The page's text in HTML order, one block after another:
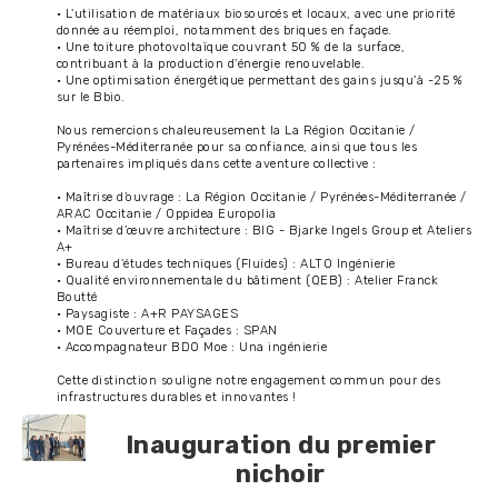
• L'utilisation de matériaux biosourcés et locaux, avec une priorité
donnée au réemploi, notamment des briques en façade.
• Une toiture photovoltaïque couvrant 50 % de la surface,
contribuant à la production d'énergie renouvelable.
• Une optimisation énergétique permettant des gains jusqu'à -25 %
sur le Bbio.
Nous remercions chaleureusement la La Région Occitanie /
Pyrénées-Méditerranée pour sa confiance, ainsi que tous les
partenaires impliqués dans cette aventure collective :
• Maîtrise d’ouvrage : La Région Occitanie / Pyrénées-Méditerranée /
ARAC Occitanie / Oppidea Europolia
• Maîtrise d’œuvre architecture : BIG - Bjarke Ingels Group et Ateliers
A+
• Bureau d'études techniques (Fluides) : ALTO Ingénierie
• Qualité environnementale du bâtiment (QEB) : Atelier Franck
Boutté
• Paysagiste : A+R PAYSAGES
• MOE Couverture et Façades : SPAN
• Accompagnateur BDO Moe : Una ingénierie
Cette distinction souligne notre engagement commun pour des
infrastructures durables et innovantes !
Inauguration du premier
nichoir